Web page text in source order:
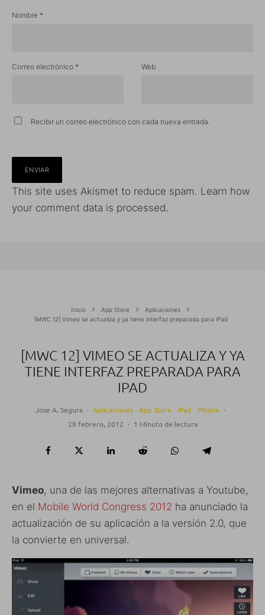
Nombre *
Correo electrónico * Web
Recibir un correo electrónico con cada nueva entrada.
This site uses Akismet to reduce spam. Learn how
your comment data is processed.
Inicio App Store
Aplicaciones
[MWC 12] Vimeo se actualiza y ya tiene interfaz preparada para iPad
[MWC 12] VIMEO SE ACTUALIZA Y YA
TIENE INTERFAZ PREPARADA PARA
IPAD
Jose A. Segura · Aplicaciones App Store iPad iPhone ·
28 febrero, 2012 · 1 Minuto de lectura
Vimeo, una de las mejores alternativas a Youtube,
en el Mobile World Congress 2012 ha anunciado la
actualización de su aplicación a la versión 2.0, que
la convierte en universal.